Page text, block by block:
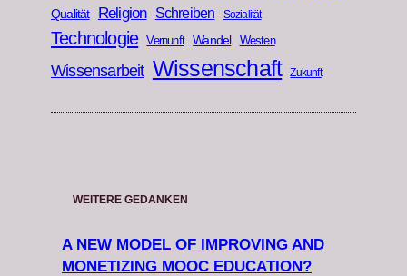
Qualität Religion Schreiben Sozialität
Technologie Vernunft Wandel Westen
Wissensarbeit Wissenschaft Zukunft
WEITERE GEDANKEN
A NEW MODEL OF IMPROVING AND
MONETIZING MOOC EDUCATION?